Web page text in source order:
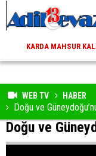
KARDA MAHSUR
WEB TV HABER
Doğu ve
Doğu ve